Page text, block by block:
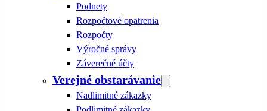
Podnety
Rozpočtové opatrenia
Rozpočty
Výročné správy
Záverečné účty
Verejné obstarávanie
Nadlimitné zákazky